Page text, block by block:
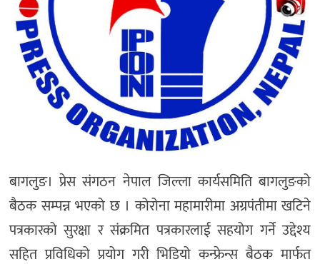
बागलुङ। प्रेस संगठन नेपाल जिल्ला कार्यसमिति बागलुङको
बैठक सम्पन्न भएको छ । कोरोना महामारीमा अग्रपंतीमा खटिने
पत्रकारको सुरक्षा र संक्रमित पत्रकारलाई सहयोग गर्ने उद्देश्य
सहित प्रविधिको प्रयोग गरी भिडियो कन्फ्रेन्स बैठक मार्फत